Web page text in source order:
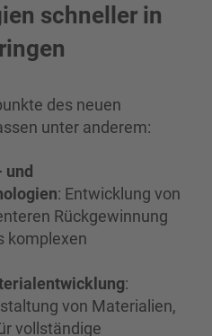
schneller in
des neuen
unter anderem:
und
: Entwicklung von
Rückgewinnung
komplexen
:
von Materialien,
vollständige